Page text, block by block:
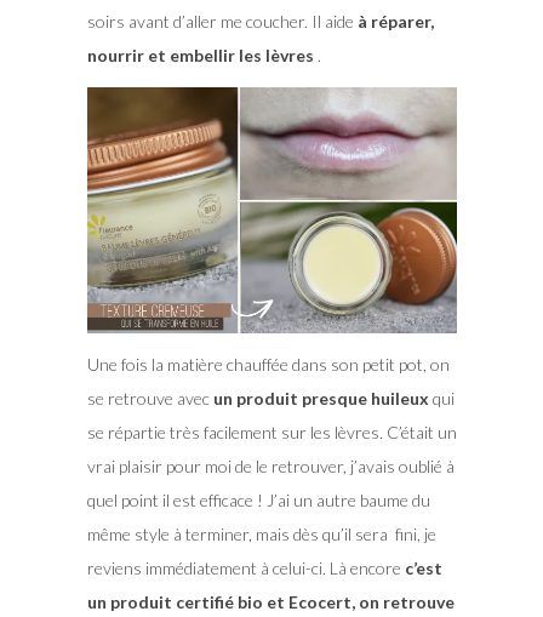
soirs avant d’aller me coucher. Il aide à réparer,
nourrir et embellir les lèvres .
Une fois la matière chauffée dans son petit pot, on
se retrouve avec un produit presque huileux qui
se répartie très facilement sur les lèvres. C’était un
vrai plaisir pour moi de le retrouver, j’avais oublié à
quel point il est efficace ! J’ai un autre baume du
même style à terminer, mais dès qu’il sera fini, je
reviens immédiatement à celui-ci. Là encore c’est
un produit certifié bio et Ecocert, on retrouve